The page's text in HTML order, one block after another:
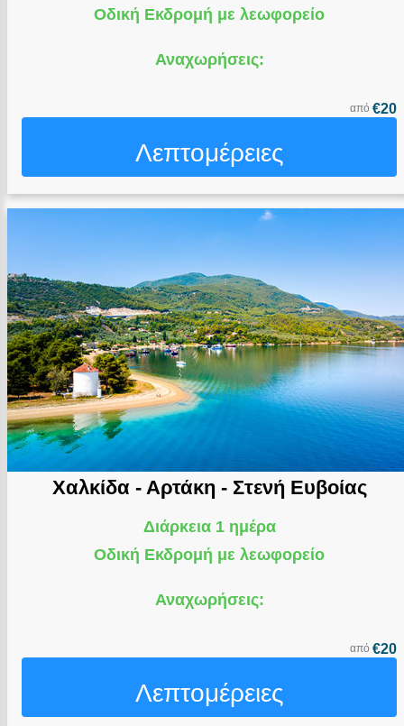
Οδική Εκδρομή με λεωφορείο
Αναχωρήσεις:
από €20
Λεπτομέρειες
Χαλκίδα - Αρτάκη - Στενή Ευβοίας
Διάρκεια 1 ημέρα
Οδική Εκδρομή με λεωφορείο
Αναχωρήσεις:
από €20
Λεπτομέρειες